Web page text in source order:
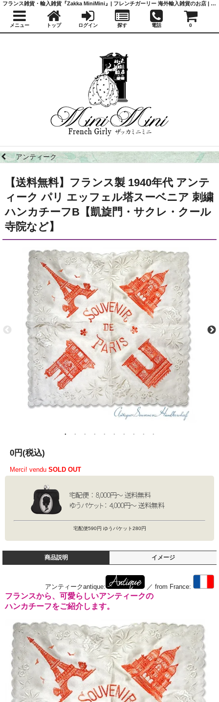
アンティーク
【送料無料】フランス製 1940年代 アンテ
ィーク パリ エッフェル塔スーベニア 刺繍
ハンカチーフB【凱旋門・サクレ・クール
寺院など】
0円(税込)
Merci! vendu SOLD OUT
宅配便590円 ゆうパケット280円
商品説明 イメージ
アンティークantique: ／ from France:
フランスから、可愛らしいアンティークの
ハンカチーフをご紹介します。
フランス雑貨・輸入雑貨『Zakka MiniMini』| フレンチガーリー 海外輸入雑貨のお店 | かわいい雑貨 | 蚤の市 | アンティーク
メニュー トップ ログイン 探す 電話 0